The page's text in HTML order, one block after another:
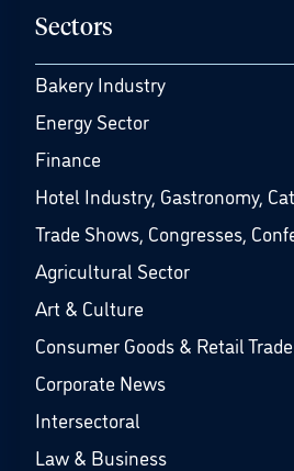
Sectors
Bakery Industry
Energy Sector
Finance
Hotel Industry, Gastronomy,
Trade Shows, Congresses,
Agricultural Sector
Art & Culture
Consumer Goods & Retail
Corporate News
Intersectoral
Law & Business